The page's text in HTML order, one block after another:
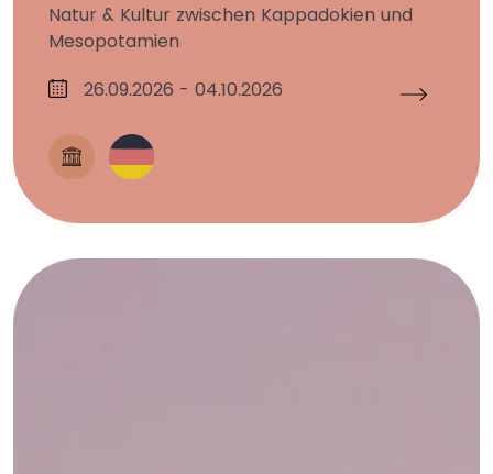
Natur & Kultur zwischen Kappadokien und
Mesopotamien
26.09.2026 - 04.10.2026